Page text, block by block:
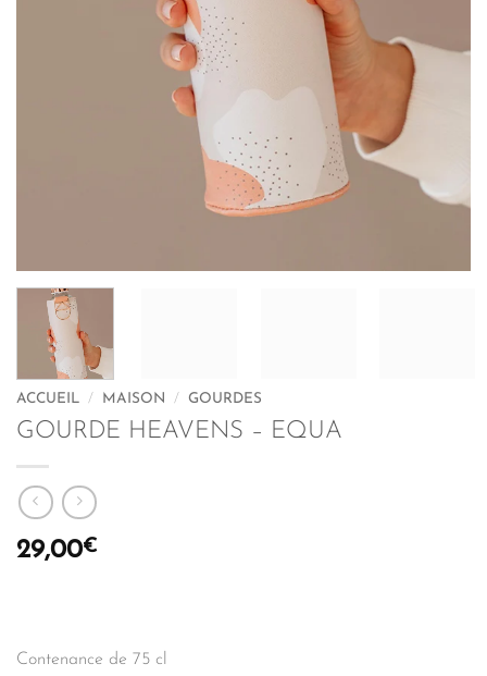
ACCUEIL / MAISON / GOURDES
GOURDE HEAVENS – EQUA
29,00€
Contenance de 75 cl